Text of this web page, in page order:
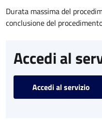
Durata massima del
conclusione del
Accedi al
Accedi al servizio